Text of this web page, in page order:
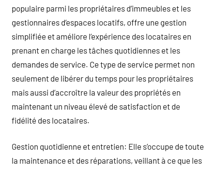
populaire parmi les propriétaires d’immeubles et les
gestionnaires d’espaces locatifs, offre une gestion
simplifiée et améliore l’expérience des locataires en
prenant en charge les tâches quotidiennes et les
demandes de service. Ce type de service permet non
seulement de libérer du temps pour les propriétaires
mais aussi d’accroître la valeur des propriétés en
maintenant un niveau élevé de satisfaction et de
fidélité des locataires.
Gestion quotidienne et entretien: Elle s’occupe de toute
la maintenance et des réparations, veillant à ce que les